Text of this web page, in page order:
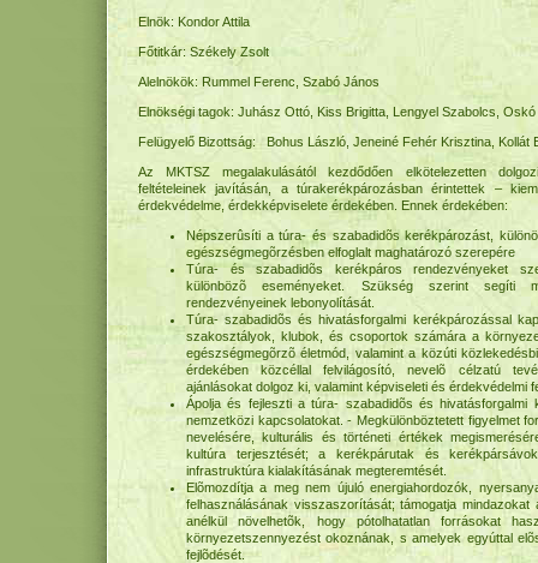
Elnök: Kondor Attila
Főtitkár: Székely Zsolt
Alelnökök: Rummel Ferenc, Szabó János
Elnökségi tagok: Juhász Ottó, Kiss Brigitta, Lengyel Szabolcs,
Felügyelő Bizottság: Bohus László, Jeneiné Fehér Krisztina, Kollát
Az MKTSZ megalakulásától kezdődően elkötelezetten
feltételeinek javításán, a túrakerékpározásban érintettek –
érdekvédelme, érdekképviselete érdekében. Ennek érdekében:
Népszerûsíti a túra- és szabadidõs kerékpározást,
egészségmegõrzésben elfoglalt maghatározó szerepére
Túra- és szabadidõs kerékpáros rendezvényeket
különbözõ eseményeket. Szükség szerint segíti
rendezvényeinek lebonyolítását.
Túra- szabadidõs és hivatásforgalmi kerékpározással
szakosztályok, klubok, és csoportok számára a
egészségmegõrzõ életmód, valamint a közúti
érdekében közcéllal felvilágosító, nevelõ célzatú
ajánlásokat dolgoz ki, valamint képviseleti és érdekvédelmi
Ápolja és fejleszti a túra- szabadidõs és hivatásforgalmi
nemzetközi kapcsolatokat. - Megkülönböztetett figyelmet
nevelésére, kulturális és történeti értékek
kultúra terjesztését; a kerékpárutak és
infrastruktúra kialakításának megteremtését.
Elõmozdítja a meg nem újuló energiahordozók,
felhasználásának visszaszorítását; támogatja mindazokat
anélkül növelhetõk, hogy pótolhatatlan forrásokat
környezetszennyezést okoznának, s amelyek egyúttal
fejlõdését.